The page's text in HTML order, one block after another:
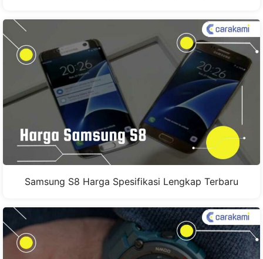
Samsung S8 Harga Spesifikasi Lengkap Terbaru